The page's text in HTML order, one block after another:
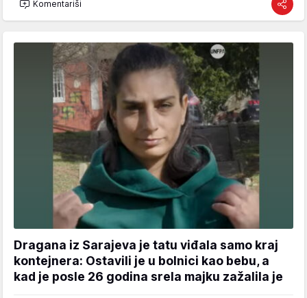
Komentariši
Dragana iz Sarajeva je tatu viđala samo kraj
kontejnera: Ostavili je u bolnici kao bebu, a
kad je posle 26 godina srela majku zažalila je